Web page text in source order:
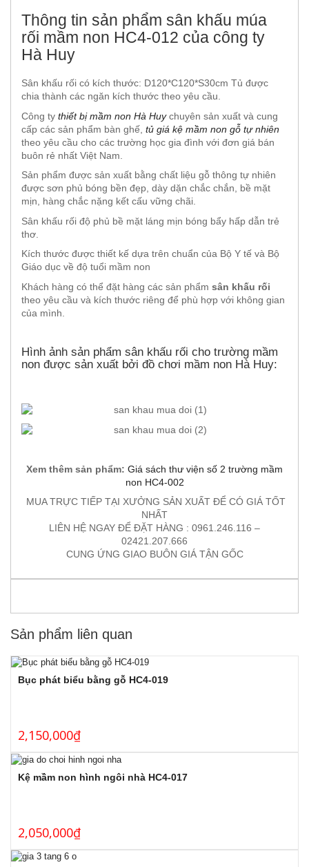
Thông tin sản phẩm sân khấu múa
rối mầm non HC4-012 của công ty
Hà Huy
Sân khấu rối có kích thước: D120*C120*S30cm Tủ được
chia thành các ngăn kích thước theo yêu cầu.
Công ty thiết bị mầm non Hà Huychuyên sản xuất và cung
cấp các sản phẩm bàn ghế, tủ giá kệ mầm non gỗ tự nhiên
theo yêu cầu cho các trường học gia đình với đơn giá bán
buôn rẻ nhất Việt Nam.
Sản phẩm được sản xuất bằng chất liệu gỗ thông tự nhiên
được sơn phủ bóng bền đẹp, dày dặn chắc chắn, bề mặt
mịn, hàng chắc nặng kết cấu vững chãi.
Sân khấu rối độ phủ bề mặt láng mịn bóng bẩy hấp dẫn trẻ
thơ.
Kích thước được thiết kế dựa trên chuẩn của Bộ Y tế và Bộ
Giáo dục về độ tuổi mầm non
Khách hàng có thể đặt hàng các sản phẩm sân khấu rối
theo yêu cầu và kích thước riêng để phù hợp với không gian
của mình.
Hình ảnh sản phẩm sân khấu rối cho trường mầm
non được sản xuất bởi đồ chơi mầm non Hà Huy:
Xem thêm sản phẩm: Giá sách thư viện số 2 trường mầm
non HC4-002
MUA TRỰC TIẾP TẠI XƯỞNG SẢN XUẤT ĐỂ CÓ GIÁ TỐT
NHẤT
LIÊN HỆ NGAY ĐỂ ĐẶT HÀNG : 0961.246.116 –
02421.207.666
CUNG ỨNG GIAO BUÔN GIÁ TẬN GỐC
Sản phẩm liên quan
Bục phát biểu bằng gỗ HC4-019
2,150,000₫
Kệ mầm non hình ngôi nhà HC4-017
2,050,000₫